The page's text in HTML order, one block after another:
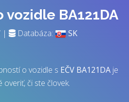
BA121DA
| Databáza: SK
o vozidle s EČV BA121DAje
overiť, či ste človek.